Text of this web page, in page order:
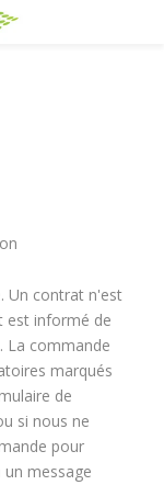
Un contrat n'est
est informé de
La commande
marqués
de
si nous ne
pour
message